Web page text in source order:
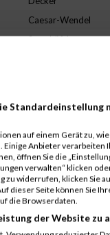
Caesar-Wendel
Staschöfsky
Buchert-Legner
Lehmbruck
Eim
Flügge
Voß
Halberstadt
auf einem Gerät zu,
Anbieter
öffnen Sie die
verwalten“ klicken
widerrufen, klicken Sie
dieser Seite können Sie
die Browserdaten.
der Website zu